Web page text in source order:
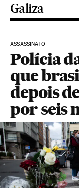
Galiza
ASSASSINATO
Polícia
que
depois
por seis